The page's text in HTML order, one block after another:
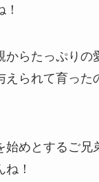
からたっぷりの
えられて育った
始めとするご兄
！